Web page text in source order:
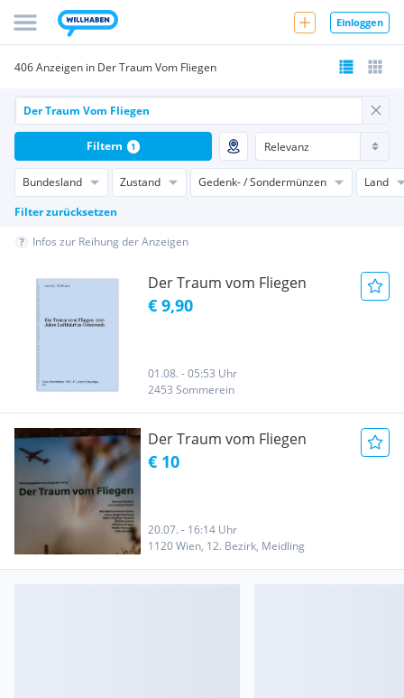
Einloggen
406 Anzeigen in Der Traum Vom Fliegen
Bundesland Zustand Gedenk- / Sondermünzen
Land
Filter zurücksetzen
Filtern 1
Infos zur Reihung der Anzeigen
Der Traum vom Fliegen
€ 9,90
01.08. - 05:53 Uhr
2453 Sommerein
Der Traum vom Fliegen
€ 10
20.07. - 16:14 Uhr
1120 Wien, 12. Bezirk, Meidling